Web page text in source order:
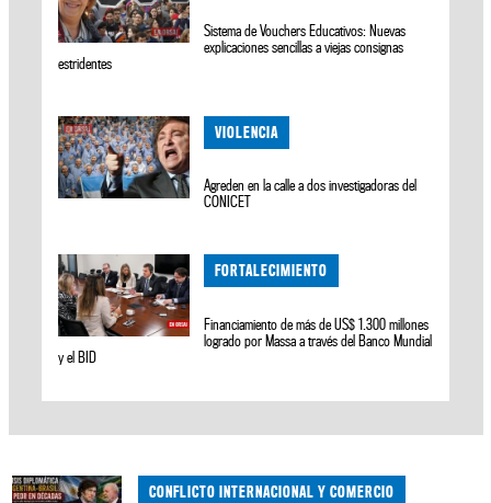
Sistema de Vouchers Educativos: Nuevas
explicaciones sencillas a viejas consignas
estridentes
VIOLENCIA
Agreden en la calle a dos investigadoras del
CONICET
FORTALECIMIENTO
Financiamiento de más de US$ 1.300 millones
logrado por Massa a través del Banco Mundial
y el BID
CONFLICTO INTERNACIONAL Y COMERCIO